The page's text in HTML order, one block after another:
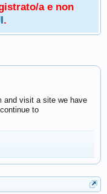
a e non
.
and visit a site we have
to